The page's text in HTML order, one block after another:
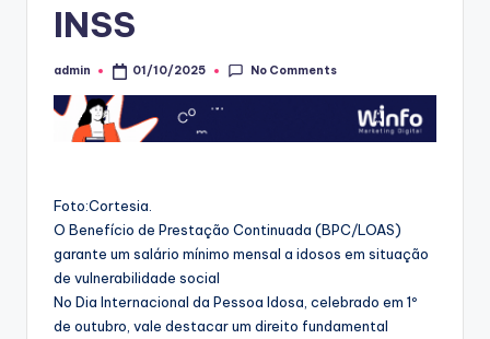
INSS
Posted
admin 01/10/2025 No Comments
Foto:Cortesia.
O Benefício de Prestação Continuada (BPC/LOAS)
garante um salário mínimo mensal a idosos em situação
de vulnerabilidade social
No Dia Internacional da Pessoa Idosa, celebrado em 1º
de outubro, vale destacar um direito fundamental